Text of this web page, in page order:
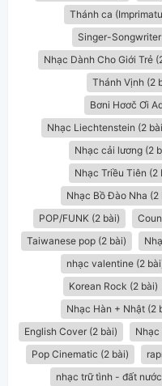
Thánh ca
Singer-
Nhạc Dành Cho Giới Trẻ
Thánh Vịnh (2
Bơni Hơơč Ơi
Nhạc Liechtenstein (2
Nhạc cải lương (2
Nhạc Triều Tiên (2
Nhạc Bồ Đào Nha (2
POP/FUNK (2 bài)
Taiwanese pop (2 bài)
nhạc valentine (2
Korean Rock (2 bài)
Nhạc Hàn + Nhật (2
English Cover (2 bài)
Nhạc
Pop Cinematic (2 bài)
nhạc trữ tình - đất